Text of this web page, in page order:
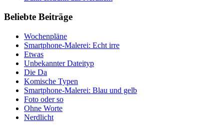
Beliebte Beiträge
Wochenpläne
Smartphone-Malerei: Echt irre
Etwas
Unbekannter Dateityp
Die Da
Komische Typen
Smartphone-Malerei: Blau und gelb
Foto oder so
Ohne Worte
Nerdlicht